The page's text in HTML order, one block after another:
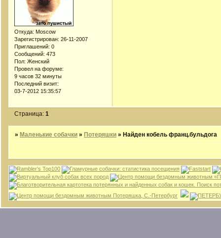
Откуда: Moscow
Зарегистрирован: 26-11-2007
Приглашений: 0
Сообщений: 473
Пол: Женский
Провел на форуме:
9 часов 32 минуты
Последний визит:
03-7-2012 15:35:57
Страница:1
» Маленькие собачки » Потеряшки » Найден кобель франц.бульдога